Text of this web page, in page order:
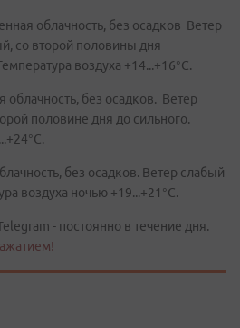
облачность, без осадков Ветер
со второй половины дня
воздуха +14...+16°C.
облачность, без осадков. Ветер
половине дня до сильного.
без осадков. Ветер слабый
воздуха ночью +19...+21°C.
- постоянно в течение дня.